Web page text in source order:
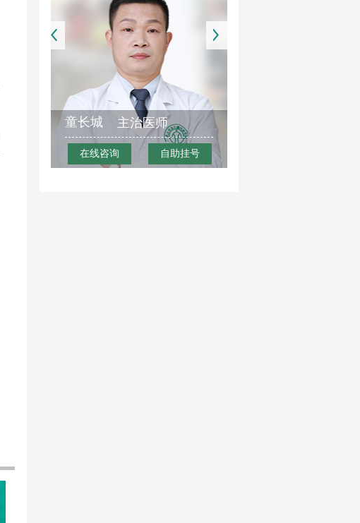
童长城 主治医师
在线咨询 自助挂号